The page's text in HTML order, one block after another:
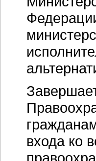
входа ко